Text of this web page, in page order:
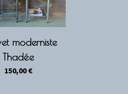
moderniste
Thadée
150,00€